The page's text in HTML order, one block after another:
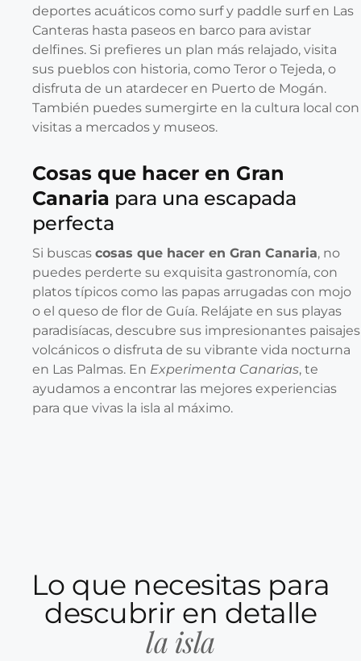
deportes acuáticos como surf y paddle surf en Las
Canteras hasta paseos en barco para avistar
delfines. Si prefieres un plan más relajado, visita
sus pueblos con historia, como Teror o Tejeda, o
disfruta de un atardecer en Puerto de Mogán.
También puedes sumergirte en la cultura local con
visitas a mercados y museos.
Cosas que hacer en Gran
Canaria para una escapada
perfecta
Si buscas cosas que hacer en Gran Canaria, no
puedes perderte su exquisita gastronomía, con
platos típicos como las papas arrugadas con mojo
o el queso de flor de Guía. Relájate en sus playas
paradisíacas, descubre sus impresionantes paisajes
volcánicos o disfruta de su vibrante vida nocturna
en Las Palmas. En Experimenta Canarias, te
ayudamos a encontrar las mejores experiencias
para que vivas la isla al máximo.
Lo que necesitas para
descubrir en detalle
la isla